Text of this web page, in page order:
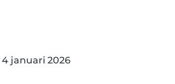
4 januari 2026